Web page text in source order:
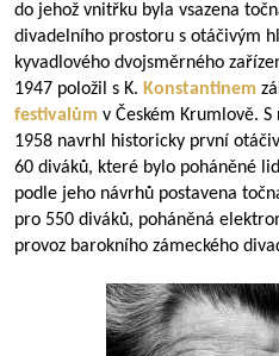
do jehož vnitřku byla vsazena
divadelního prostoru s otáčivým
kyvadlového dvojsměrného
1947 položil s K. Konstantinem
festivalům v Českém Krumlově.
1958 navrhl historicky první
60 diváků, které bylo poháněné
podle jeho návrhů postavena
pro 550 diváků, poháněná
provoz barokního zámeckého